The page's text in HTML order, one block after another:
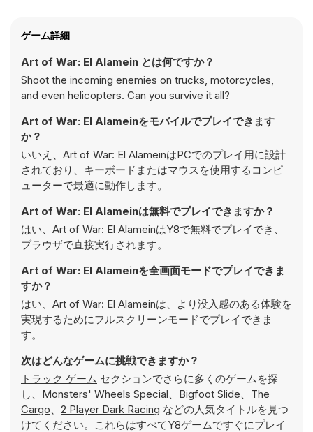
ゲーム詳細
Art of War: El Alamein とは何ですか？
Shoot the incoming enemies on trucks, motorcycles,
and even helicopters. Can you survive it all?
Art of War: El Alameinをモバイルでプレイできます
か？
いいえ、Art of War: El AlameinはPCでのプレイ用に設計
されており、キーボードまたはマウスを使用するコンピ
ューターで最適に動作します。
Art of War: El Alameinは無料でプレイできますか？
はい、Art of War: El AlameinはY8で無料でプレイでき、
ブラウザで直接実行されます。
Art of War: El Alameinを全画面モードでプレイできま
すか？
はい、Art of War: El Alameinは、より没入感のある体験を
実現するためにフルスクリーンモードでプレイできま
す。
次はどんなゲームに挑戦できますか？
トラック ゲーム セクションでさらに多くのゲームを探
し、 Monsters' Wheels Special、 Bigfoot Slide、 The
Cargo、 2 Player Dark Racing などの人気タイトルを見つ
けてください。これらはすべてY8ゲームですぐにプレイ